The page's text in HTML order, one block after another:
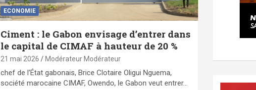
ECONOMIE
Ciment : le Gabon envisage d’entrer dans
le capital de CIMAF à hauteur de 20 %
21 mai 2026 Modérateur Modérateur
chef de l’État gabonais, Brice Clotaire Oligui Nguema,
société marocaine CIMAF, Owendo, le Gabon veut entrer…